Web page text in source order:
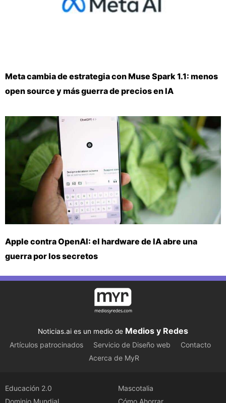
Meta cambia de estrategia con Muse Spark 1.1: menos
open source y más guerra de precios en IA
Apple contra OpenAI: el hardware de IA abre una
guerra por los secretos
Noticias.ai es un medio de Medios y Redes
Artículos patrocinados Servicio de Diseño web
Contacto
Acerca de MyR
Educación 2.0
Dominio Mundial
Mascotalia
Cómo Ahorrar